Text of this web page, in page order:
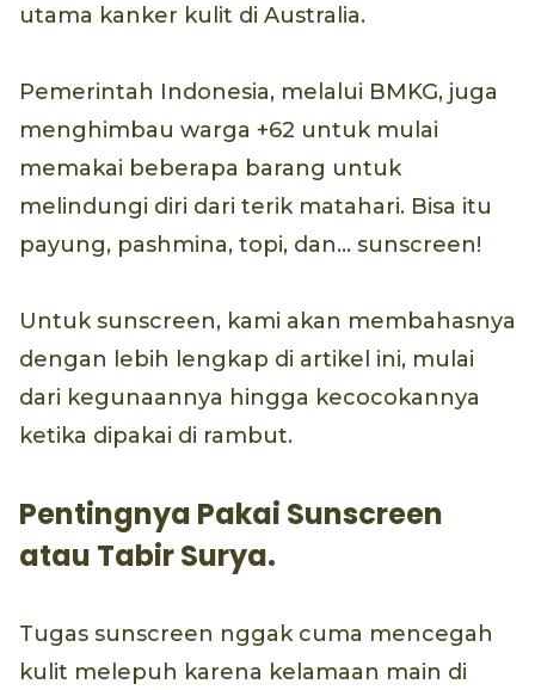
utama kanker kulit di Australia.
Pemerintah Indonesia, melalui BMKG, juga
menghimbau warga +62 untuk mulai
memakai beberapa barang untuk
melindungi diri dari terik matahari. Bisa itu
payung, pashmina, topi, dan… sunscreen!
Untuk sunscreen, kami akan membahasnya
dengan lebih lengkap di artikel ini, mulai
dari kegunaannya hingga kecocokannya
ketika dipakai di rambut.
Pentingnya Pakai Sunscreen
atau Tabir Surya.
Tugas sunscreen nggak cuma mencegah
kulit melepuh karena kelamaan main di